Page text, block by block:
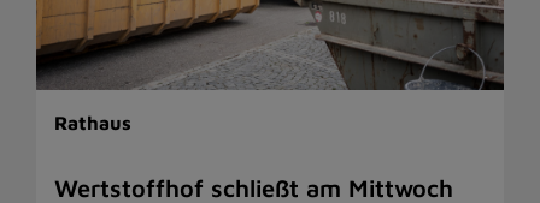
Rathaus
Wertstoffhof schließt am Mittwoch